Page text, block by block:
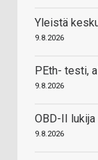
Yleistä
9.8.2026
PEth- testi,
9.8.2026
OBD-II lukija
9.8.2026